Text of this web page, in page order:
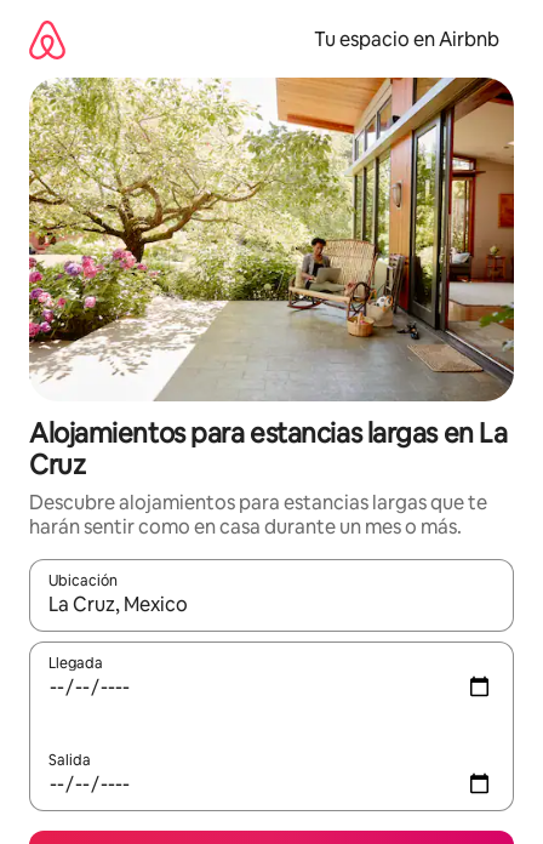
contenido
Tu espacio en Airbnb
Alojamientos para estancias largas en La
Cruz
Descubre alojamientos para estancias largas que te
harán sentir como en casa durante un mes o más.
Ubicación
Cuando los resultados estén disponibles, podrás navegar
Llegada
Salida